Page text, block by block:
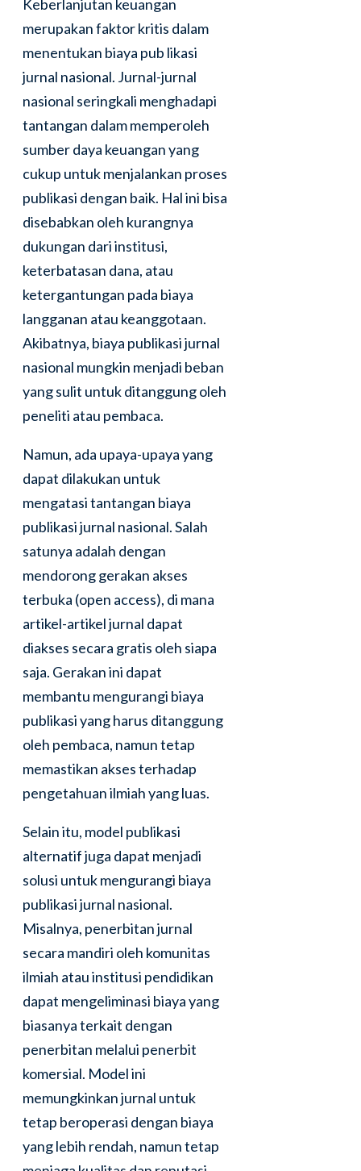
Keberlanjutan keuangan
merupakan faktor kritis dalam
menentukan biaya pub likasi
jurnal nasional. Jurnal-jurnal
nasional seringkali menghadapi
tantangan dalam memperoleh
sumber daya keuangan yang
cukup untuk menjalankan proses
publikasi dengan baik. Hal ini bisa
disebabkan oleh kurangnya
dukungan dari institusi,
keterbatasan dana, atau
ketergantungan pada biaya
langganan atau keanggotaan.
Akibatnya, biaya publikasi jurnal
nasional mungkin menjadi beban
yang sulit untuk ditanggung oleh
peneliti atau pembaca.
Namun, ada upaya-upaya yang
dapat dilakukan untuk
mengatasi tantangan biaya
publikasi jurnal nasional. Salah
satunya adalah dengan
mendorong gerakan akses
terbuka (open access), di mana
artikel-artikel jurnal dapat
diakses secara gratis oleh siapa
saja. Gerakan ini dapat
membantu mengurangi biaya
publikasi yang harus ditanggung
oleh pembaca, namun tetap
memastikan akses terhadap
pengetahuan ilmiah yang luas.
Selain itu, model publikasi
alternatif juga dapat menjadi
solusi untuk mengurangi biaya
publikasi jurnal nasional.
Misalnya, penerbitan jurnal
secara mandiri oleh komunitas
ilmiah atau institusi pendidikan
dapat mengeliminasi biaya yang
biasanya terkait dengan
penerbitan melalui penerbit
komersial. Model ini
memungkinkan jurnal untuk
tetap beroperasi dengan biaya
yang lebih rendah, namun tetap